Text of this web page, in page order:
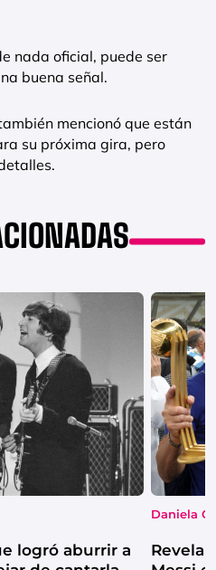
nada oficial, puede ser
buena señal.
mencionó que están
su próxima gira, pero
logró aburrir a
Daniela